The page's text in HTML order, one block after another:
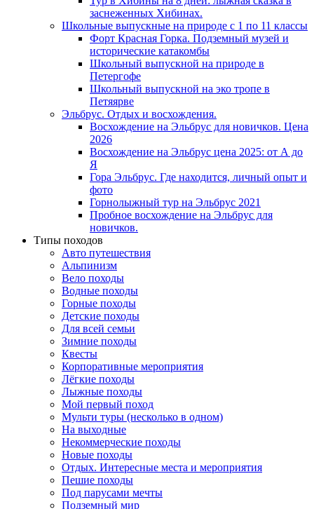
заснеженных Хибинах.
Школьные выпускные на природе с 1 по 11 классы
Форт Красная Горка. Подземный музей и
исторические катакомбы
Школьный выпускной на природе в
Петергофе
Школьный выпускной на эко тропе в
Петяярве
Эльбрус. Отдых и восхождения.
Восхождение на Эльбрус для новичков. Цена
2026
Восхождение на Эльбрус цена 2025: от А до
Я
Гора Эльбрус. Где находится, личный опыт и
фото
Горнолыжный тур на Эльбрус 2021
Пробное восхождение на Эльбрус для
новичков.
Типы походов
Авто путешествия
Альпинизм
Вело походы
Водные походы
Горные походы
Детские походы
Для всей семьи
Зимние походы
Квесты
Корпоративные мероприятия
Лёгкие походы
Лыжные походы
Мой первый поход
Мульти туры (несколько в одном)
На выходные
Некоммерческие походы
Новые походы
Отдых. Интересные места и мероприятия
Пешие походы
Под парусами мечты
Подземный мир